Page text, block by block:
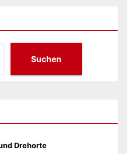
Suchen
Drehorte